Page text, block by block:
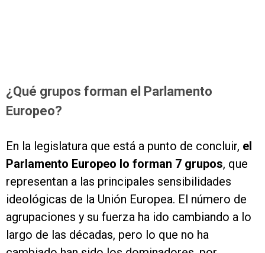
¿Qué grupos forman el Parlamento
Europeo?
En la legislatura que está a punto de concluir, el
Parlamento Europeo lo forman 7 grupos, que
representan a las principales sensibilidades
ideológicas de la Unión Europea. El número de
agrupaciones y su fuerza ha ido cambiando a lo
largo de las décadas, pero lo que no ha